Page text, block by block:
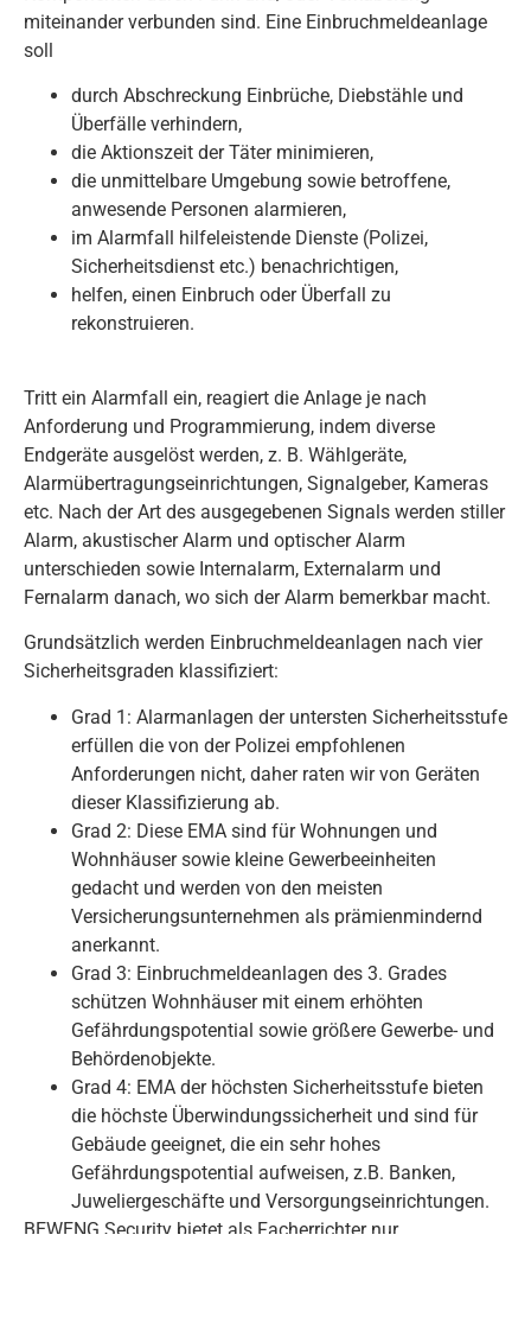
miteinander verbunden sind. Eine Einbruchmeldeanlage
soll
durch Abschreckung Einbrüche, Diebstähle und
Überfälle verhindern,
die Aktionszeit der Täter minimieren,
die unmittelbare Umgebung sowie betroffene,
anwesende Personen alarmieren,
im Alarmfall hilfeleistende Dienste (Polizei,
Sicherheitsdienst etc.) benachrichtigen,
helfen, einen Einbruch oder Überfall zu
rekonstruieren.
Tritt ein Alarmfall ein, reagiert die Anlage je nach
Anforderung und Programmierung, indem diverse
Endgeräte ausgelöst werden, z. B. Wählgeräte,
Alarmübertragungseinrichtungen, Signalgeber, Kameras
etc. Nach der Art des ausgegebenen Signals werden stiller
Alarm, akustischer Alarm und optischer Alarm
unterschieden sowie Internalarm, Externalarm und
Fernalarm danach, wo sich der Alarm bemerkbar macht.
Grundsätzlich werden Einbruchmeldeanlagen nach vier
Sicherheitsgraden klassifiziert:
Grad 1: Alarmanlagen der untersten Sicherheitsstufe
erfüllen die von der Polizei empfohlenen
Anforderungen nicht, daher raten wir von Geräten
dieser Klassifizierung ab.
Grad 2: Diese EMA sind für Wohnungen und
Wohnhäuser sowie kleine Gewerbeeinheiten
gedacht und werden von den meisten
Versicherungsunternehmen als prämienmindernd
anerkannt.
Grad 3: Einbruchmeldeanlagen des 3. Grades
schützen Wohnhäuser mit einem erhöhten
Gefährdungspotential sowie größere Gewerbe- und
Behördenobjekte.
Grad 4: EMA der höchsten Sicherheitsstufe bieten
die höchste Überwindungssicherheit und sind für
Gebäude geeignet, die ein sehr hohes
Gefährdungspotential aufweisen, z.B. Banken,
Juweliergeschäfte und Versorgungseinrichtungen.
BEWENG Security bietet als Facherrichter nur